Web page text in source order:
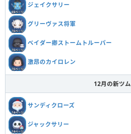
ジェイクサリー
グリーヴァス将軍
ベイダー卿ストームトルーパー
激昂のカイロレン
12月の新ツム
サンディクローズ
ジャックサリー